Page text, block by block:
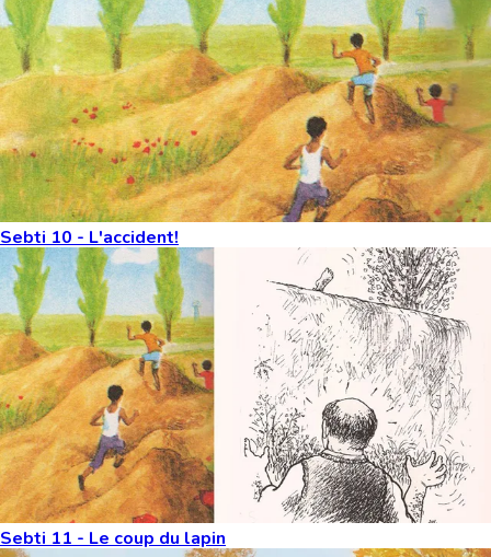
Sebti 10 - L'accident!
Sebti 11 - Le coup du lapin